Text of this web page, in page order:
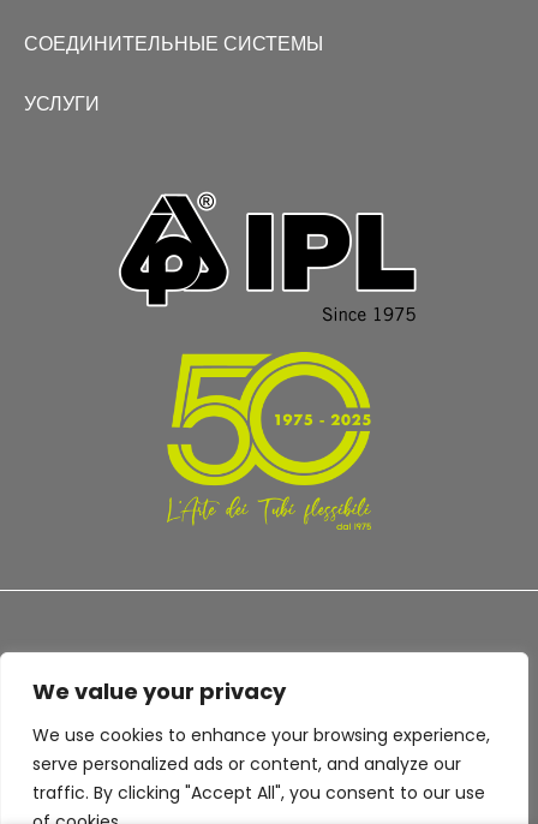
We value your privacy
We use cookies to enhance your browsing experience,
serve personalized ads or content, and analyze our
traffic. By clicking "Accept All", you consent to our use
СОЕДИНИТЕЛЬНЫЕ СИСТЕМЫ
УСЛУГИ